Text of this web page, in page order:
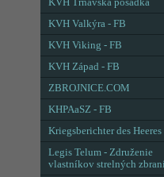
KVH Trnavská posádka
KVH Valkýra - FB
KVH Viking - FB
KVH Západ - FB
ZBROJNICE.COM
KHPAaSZ - FB
Kriegsberichter des Heeres
Legis Telum - Združenie
vlastníkov strelných